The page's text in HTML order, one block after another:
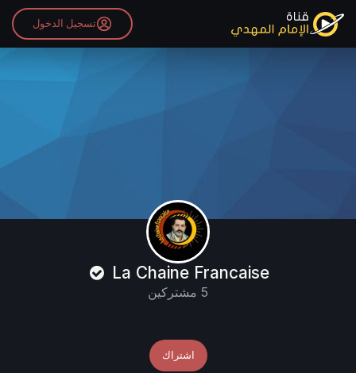
تسجيل الدخول
La Chaine Francaise
5 مشتركين
اشتراك